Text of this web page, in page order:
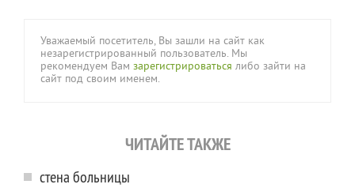
Уважаемый посетитель, Вы зашли на сайт как
незарегистрированный пользователь. Мы
рекомендуем Вам зарегистрироваться либо зайти на
сайт под своим именем.
ЧИТАЙТЕ ТАКЖЕ
стена больницы